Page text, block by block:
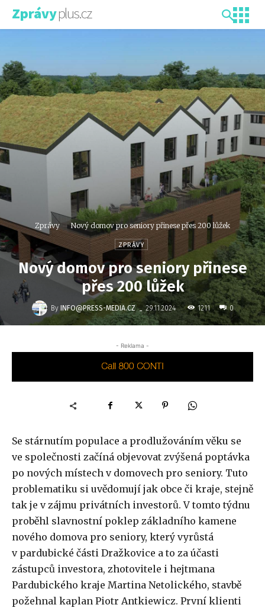
Zprávyplus.cz
Zprávy Nový domov pro seniory přinese přes 200 lůžek
ZPRÁVY
Nový domov pro seniory přinese
přes 200 lůžek
By INFO@PRESS-MEDIA.CZ - 29.11.2024 1211 0
- Reklama -
Se stárnutím populace a prodlužováním věku se
ve společnosti začíná objevovat zvýšená poptávka
po nových místech v domovech pro seniory. Tuto
problematiku si uvědomují jak obce či kraje, stejně
tak je v zájmu privátních investorů. V tomto týdnu
proběhl slavnostní poklep základního kamene
nového domova pro seniory, který vyrůstá
v pardubické části Dražkovice a to za účasti
zástupců investora, zhotovitele i hejtmana
Pardubického kraje Martina Netolického, stavbě
požehnal kaplan Piotr Antkiewicz. První klienti